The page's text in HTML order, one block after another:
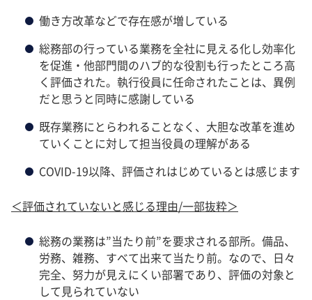
働き方改革などで存在感が増している
総務部の行っている業務を全社に見える化し効率化
を促進・他部門間のハブ的な役割も行ったところ高
く評価された。執行役員に任命されたことは、異例
だと思うと同時に感謝している
既存業務にとらわれることなく、大胆な改革を進め
ていくことに対して担当役員の理解がある
COVID-19以降、評価されはじめているとは感じます
＜評価されていないと感じる理由/一部抜粋＞
総務の業務は”当たり前”を要求される部所。備品、
労務、雑務、すべて出来て当たり前。なので、日々
完全、努力が見えにくい部署であり、評価の対象と
して見られていない